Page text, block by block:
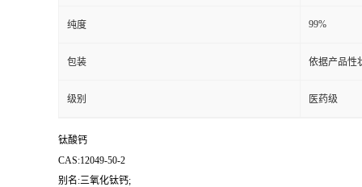
纯度 99%
包装 依据产品性
级别 医药级
钛酸钙
CAS:12049-50-2
别名:三氧化钛钙;